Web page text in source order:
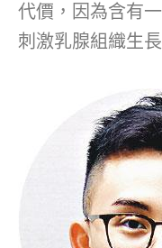
代價，因為含有
刺激乳腺組織生